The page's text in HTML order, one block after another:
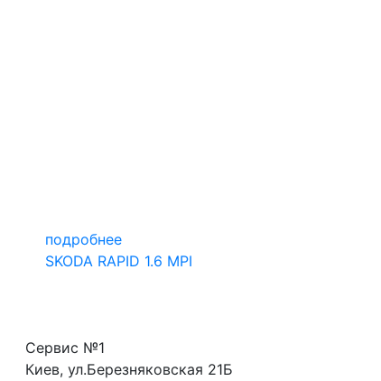
подробнее
SKODA RAPID 1.6 MPI
Сервис №1
Киев, ул.Березняковская 21Б